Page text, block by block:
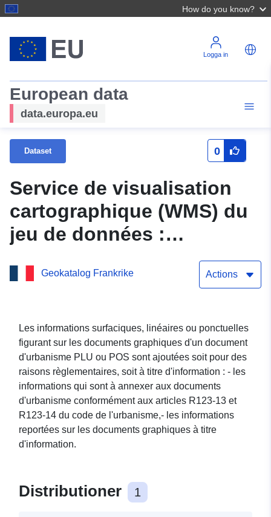
How do you know?
Logga in
European data
data.europa.eu
Dataset 0
Service de visualisation
cartographique (WMS) du
jeu de données :
Informations surfaciques
du PLU (doc. du
commune de Thauvenay
Geokatalog Frankrike Actions
Les informations surfaciques, linéaires ou ponctuelles
figurant sur les documents graphiques d'un document
d'urbanisme PLU ou POS sont ajoutées soit pour des
raisons règlementaires, soit à titre d'information : - les
informations qui sont à annexer aux documents
d'urbanisme conformément aux articles R123-13 et
R123-14 du code de l'urbanisme,- les informations
reportées sur les documents graphiques à titre
d'information.
Distributioner 1